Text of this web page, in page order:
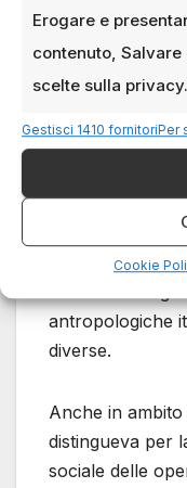
Erogare e
contenuto,
scelte sulla privacy.
Gestisci 1410 fornitoriPer
Cookie
Goffredo Fofi
fondamentale.
società restano
resistenza. Il
come Franco
rigore etico, o
idealmente
Ma il paragone
antropologiche
diverse.
Anche in
distingueva per
sociale delle